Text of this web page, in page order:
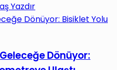
Yazdır
Dönüyor: Bisiklet Yolu
Dönüyor: